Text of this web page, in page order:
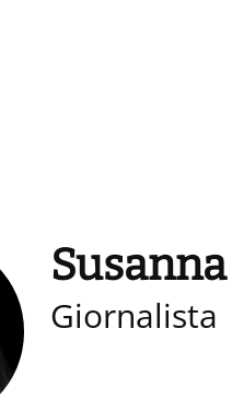
Giornalista